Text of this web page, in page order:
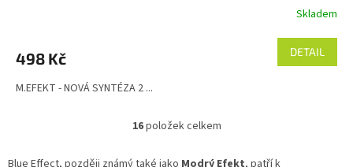
Skladem
498 Kč DETAIL
M.EFEKT - NOVÁ SYNTÉZA 2 ...
O
l
16položek celkem
Blue Effect, později známý také jako Modrý Efekt, patří k